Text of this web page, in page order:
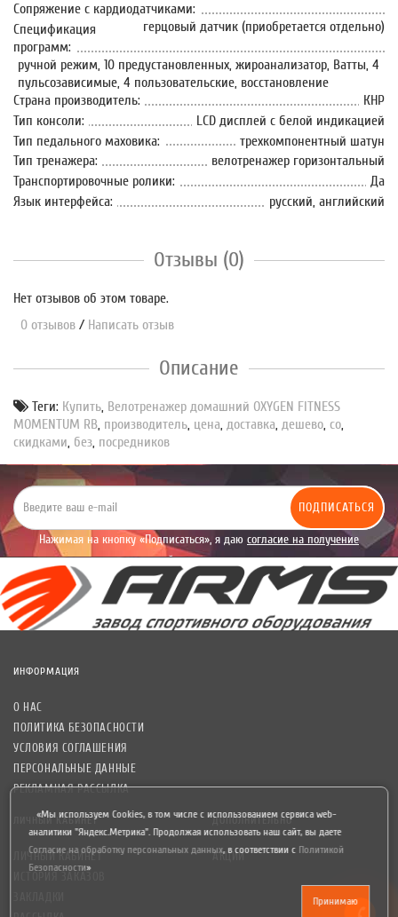
Сопряжение с кардиодатчиками:
герцовый датчик (приобретается отдельно)
Спецификация
программ:
ручной режим, 10 предустановленных, жироанализатор, Ватты, 4
пульсозависимые, 4 пользовательские, восстановление
Страна производитель:
КНР
Тип консоли:
LCD дисплей с белой индикацией
Тип педального маховика:
трехкомпонентный шатун
Тип тренажера:
велотренажер горизонтальный
Транспортировочные ролики:
Да
Язык интерфейса:
русский, английский
Отзывы (0)
Нет отзывов об этом товаре.
0 отзывов / Написать отзыв
Описание
Теги: Купить, Велотренажер домашний OXYGEN FITNESS
MOMENTUM RB, производитель, цена, доставка, дешево, со,
скидками, без, посредников
ПОДПИСАТЬСЯ
Нажимая на кнопку «Подписаться», я даю согласие на получение
уведомлений рекламного характера.
ИНФОРМАЦИЯ
О НАС
ПОЛИТИКА БЕЗОПАСНОСТИ
УСЛОВИЯ СОГЛАШЕНИЯ
ПЕРСОНАЛЬНЫЕ ДАННЫЕ
РЕКЛАМНАЯ РАССЫЛКА
ЛИЧНЫЙ КАБИНЕТ
ЛИЧНЫЙ КАБИНЕТ
ДОПОЛНИТЕЛЬНО
АКЦИИ
«Мы используем Cookies, в том числе с использованием сервиса web-
аналитики "Яндекс.Метрика". Продолжая использовать наш сайт, вы даете
Согласие на обработку персональных данных,в соответствии с Политикой
Безопасности»
Принимаю